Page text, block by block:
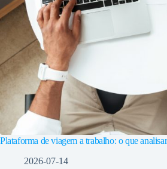
Plataforma de viagem a trabalho: o que
2026-07-14